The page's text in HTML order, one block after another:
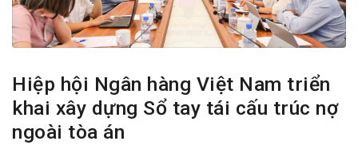
Hiệp hội Ngân hàng Việt Nam triển
khai xây dựng Sổ tay tái cấu trúc nợ
ngoài tòa án